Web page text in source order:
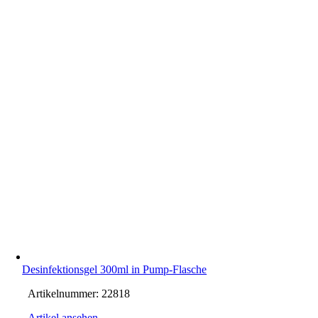
Desinfektionsgel 300ml in Pump-Flasche
Artikelnummer: 22818